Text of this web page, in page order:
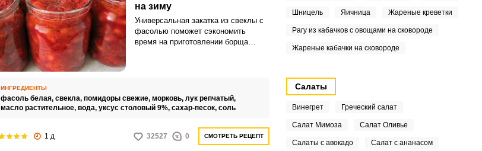
на зиму
Универсальная закатка из свеклы с
фасолью поможет сэкономить
время на приготовлении борща
фасоли и свеклы, правильно
закатать и охладить, чтобы банки
ИНГРЕДИЕНТЫ
фасоль белая, свекла, помидоры свежие, морковь, лук репчатый,
масло растительное, вода, уксус столовый 9%, сахар-песок, соль
1 д 32527 0 СМОТРЕТЬ РЕЦЕПТ
Шницель Яичница Жареные креветки
Рагу из кабачков с овощами на сковороде
Жареные кабачки на сковороде
Салаты
Винегрет Греческий салат
Салат Мимоза Салат Оливье
Салаты с авокадо Салат с ананасом